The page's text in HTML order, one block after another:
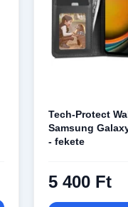
Tech-Protect
Samsung
- fekete
5 400 Ft